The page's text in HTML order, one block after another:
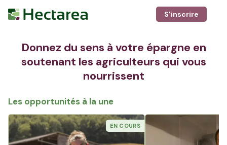
S'inscrire
Donnez du sens à votre épargne en
soutenant les agriculteurs qui vous
nourrissent
Les opportunités à la une
EN COURS